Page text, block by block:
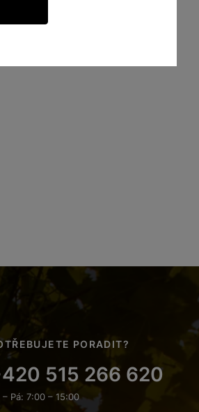
PORADIT?
515 266 620
– Pá: 7:00 – 15:00